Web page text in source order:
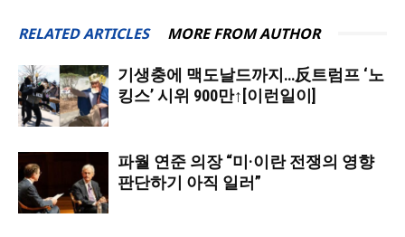
RELATED ARTICLES MORE FROM AUTHOR
기생충에 맥도날드까지…反트럼프 ‘노
킹스’ 시위 900만↑[이런일이]
파월 연준 의장 “미·이란 전쟁의 영향
판단하기 아직 일러”